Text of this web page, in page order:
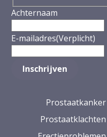
Achternaam
E-mailadres(Verplicht)
Prostaatkanker
Prostaatklachten